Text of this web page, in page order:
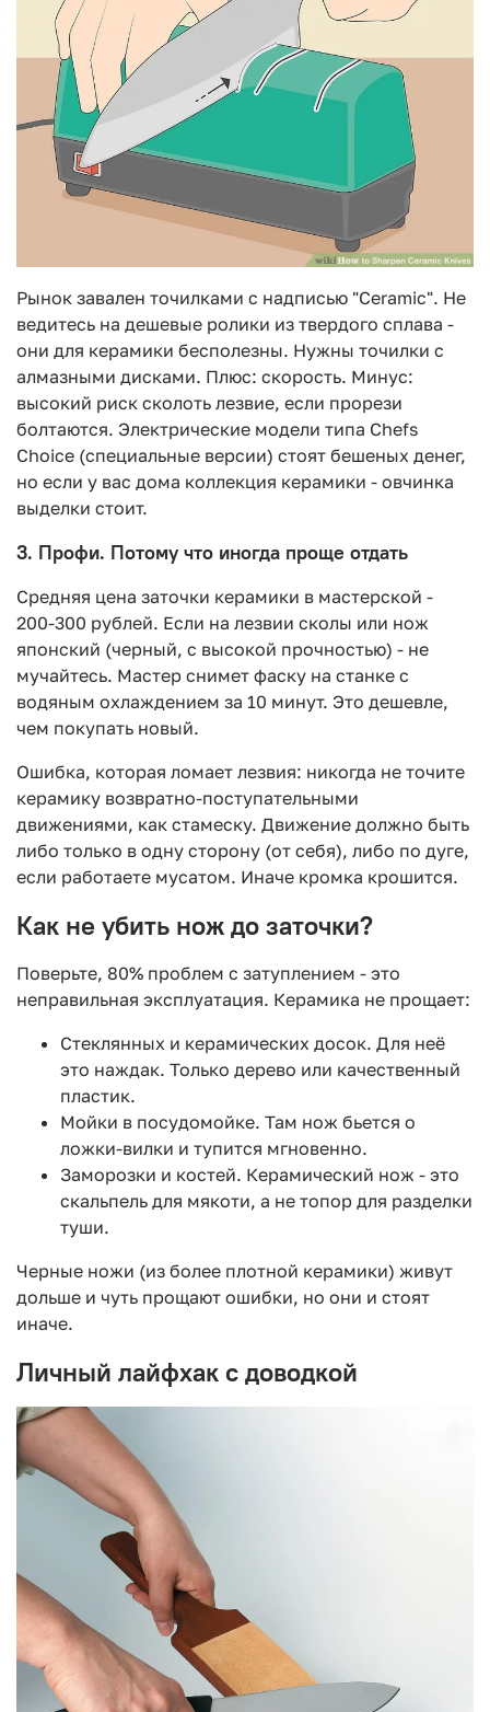
Рынок завален точилками с надписью "Ceramic". Не
ведитесь на дешевые ролики из твердого сплава -
они для керамики бесполезны. Нужны точилки с
алмазными дисками. Плюс: скорость. Минус:
высокий риск сколоть лезвие, если прорези
болтаются. Электрические модели типа Chefs
Choice (специальные версии) стоят бешеных денег,
но если у вас дома коллекция керамики - овчинка
выделки стоит.
3. Профи. Потому что иногда проще отдать
Средняя цена заточки керамики в мастерской -
200-300 рублей. Если на лезвии сколы или нож
японский (черный, с высокой прочностью) - не
мучайтесь. Мастер снимет фаску на станке с
водяным охлаждением за 10 минут. Это дешевле,
чем покупать новый.
Ошибка, которая ломает лезвия: никогда не точите
керамику возвратно-поступательными
движениями, как стамеску. Движение должно быть
либо только в одну сторону (от себя), либо по дуге,
если работаете мусатом. Иначе кромка крошится.
Как не убить нож до заточки?
Поверьте, 80% проблем с затуплением - это
неправильная эксплуатация. Керамика не прощает:
Стеклянных и керамических досок. Для неё
это наждак. Только дерево или качественный
пластик.
Мойки в посудомойке. Там нож бьется о
ложки-вилки и тупится мгновенно.
Заморозки и костей. Керамический нож - это
скальпель для мякоти, а не топор для разделки
туши.
Черные ножи (из более плотной керамики) живут
дольше и чуть прощают ошибки, но они и стоят
иначе.
Личный лайфхак с доводкой